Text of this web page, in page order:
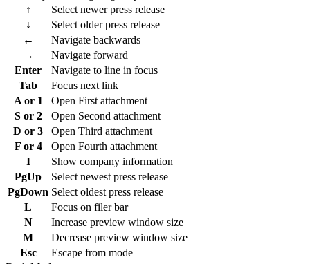
↑
Select newer press release
↓
Select older press release
←
Navigate backwards
→
Navigate forward
Enter
Navigate to line in focus
Tab
Focus next link
A or 1
Open First attachment
S or 2
Open Second attachment
D or 3
Open Third attachment
F or 4
Open Fourth attachment
I
Show company information
PgUp
Select newest press release
PgDown Select oldest press release
L
Focus on filer bar
N
Increase preview window size
M
Decrease preview window size
Esc
Escape from mode